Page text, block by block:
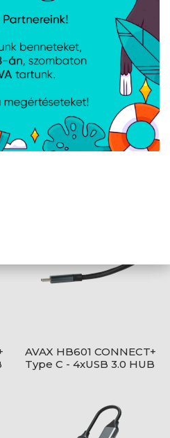
Type-C PD 5 V/3 A, 9 V/3 A,
Windows, macOS,
AVAX HB601 CONNECT+
Type C - 4xUSB 3.0 HUB